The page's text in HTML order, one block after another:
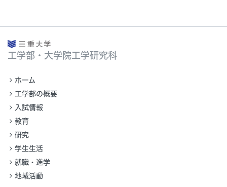
工学部・大学院工学研究科
ホーム
工学部の概要
入試情報
教育
研究
学生生活
就職・進学
地域活動